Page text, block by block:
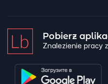
Pobierz
Znalezienie pracy